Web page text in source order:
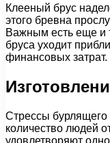
Клееный брус
этого бревна
Важным есть еще и
бруса уходит
финансовых затрат.
Стрессы
количество людей
удовлетворяют